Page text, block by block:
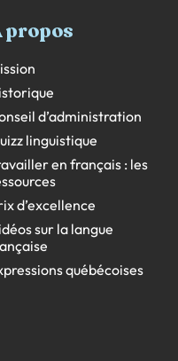
propos
d’administration
linguistique
en français : les
d’excellence
sur la langue
québécoises